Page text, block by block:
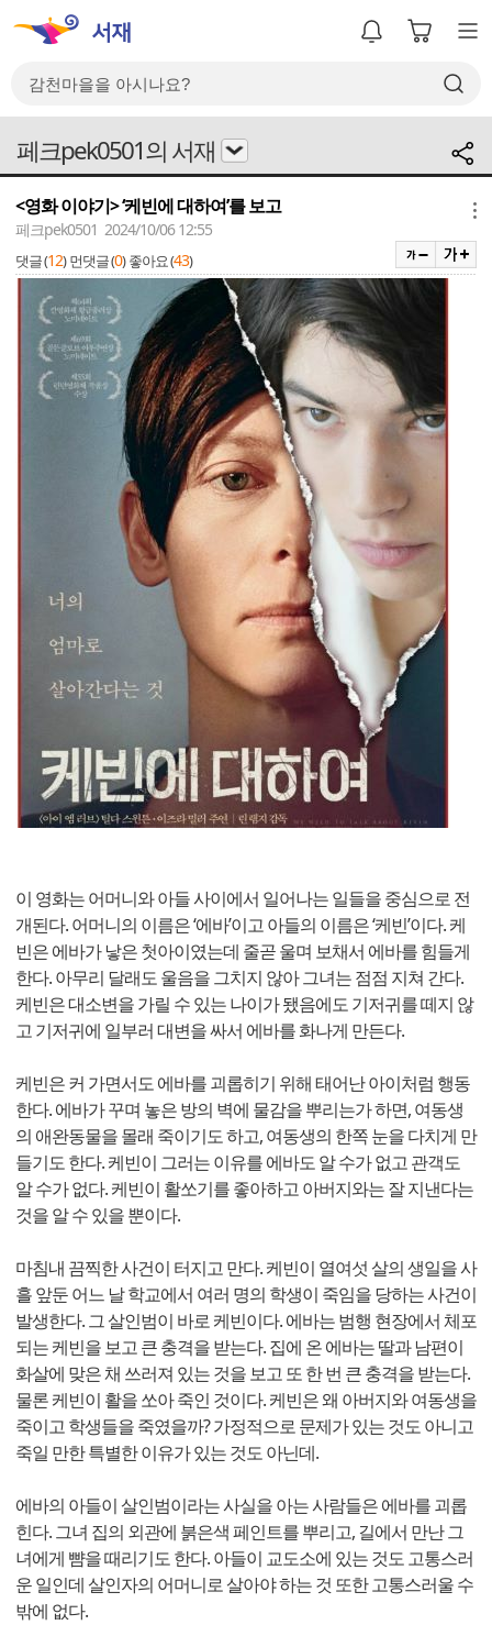
페크pek0501의 서재
<영화 이야기> ‘케빈에 대하여’를 보고
페크pek0501 2024/10/06 12:55
댓글 (12) 먼댓글 (0) 좋아요 (43)
이 영화는 어머니와 아들 사이에서 일어나는 일들을 중심으로 전
개된다. 어머니의 이름은 ‘에바’이고 아들의 이름은 ‘케빈’이다. 케
빈은 에바가 낳은 첫아이였는데 줄곧 울며 보채서 에바를 힘들게
한다. 아무리 달래도 울음을 그치지 않아 그녀는 점점 지쳐 간다.
케빈은 대소변을 가릴 수 있는 나이가 됐음에도 기저귀를 떼지 않
고 기저귀에 일부러 대변을 싸서 에바를 화나게 만든다.
케빈은 커 가면서도 에바를 괴롭히기 위해 태어난 아이처럼 행동
한다. 에바가 꾸며 놓은 방의 벽에 물감을 뿌리는가 하면, 여동생
의 애완동물을 몰래 죽이기도 하고, 여동생의 한쪽 눈을 다치게 만
들기도 한다. 케빈이 그러는 이유를 에바도 알 수가 없고 관객도
알 수가 없다. 케빈이 활쏘기를 좋아하고 아버지와는 잘 지낸다는
것을 알 수 있을 뿐이다.
마침내 끔찍한 사건이 터지고 만다. 케빈이 열여섯 살의 생일을 사
흘 앞둔 어느 날 학교에서 여러 명의 학생이 죽임을 당하는 사건이
발생한다. 그 살인범이 바로 케빈이다. 에바는 범행 현장에서 체포
되는 케빈을 보고 큰 충격을 받는다. 집에 온 에바는 딸과 남편이
화살에 맞은 채 쓰러져 있는 것을 보고 또 한 번 큰 충격을 받는다.
물론 케빈이 활을 쏘아 죽인 것이다. 케빈은 왜 아버지와 여동생을
죽이고 학생들을 죽였을까? 가정적으로 문제가 있는 것도 아니고
죽일 만한 특별한 이유가 있는 것도 아닌데.
에바의 아들이 살인범이라는 사실을 아는 사람들은 에바를 괴롭
힌다. 그녀 집의 외관에 붉은색 페인트를 뿌리고, 길에서 만난 그
녀에게 뺨을 때리기도 한다. 아들이 교도소에 있는 것도 고통스러
운 일인데 살인자의 어머니로 살아야 하는 것 또한 고통스러울 수
밖에 없다.